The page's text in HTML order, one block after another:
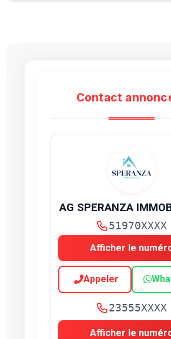
Contact
AG SPERANZA
51970XXXX
Afficher le
Appeler
23555XXXX
Afficher le